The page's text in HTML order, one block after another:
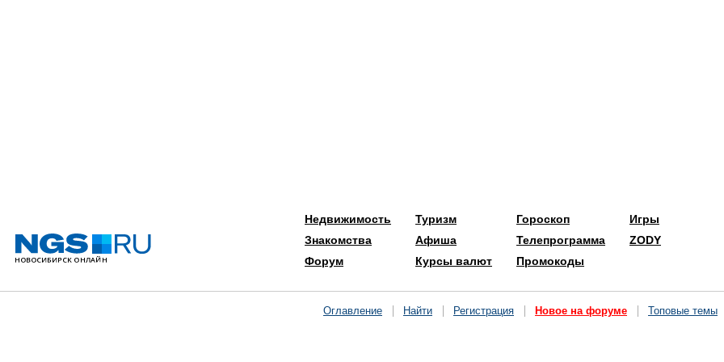
Недвижимость
Знакомства
Форум
Туризм
Афиша
Курсы валют
Гороскоп
Телепрограмма
Промокоды
Игры
ZODY
Оглавление Найти Регистрация Новое на форуме Топовые темы